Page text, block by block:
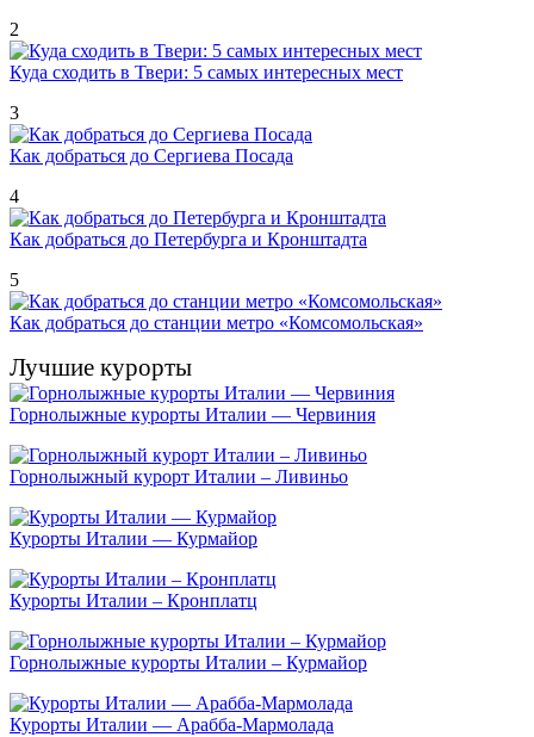
2
Куда сходить в Твери: 5 самых интересных мест
3
Как добраться до Сергиева Посада
4
Как добраться до Петербурга и Кронштадта
5
Как добраться до станции метро «Комсомольская»
Лучшие курорты
Горнолыжные курорты Италии — Червиния
Горнолыжный курорт Италии – Ливиньо
Курорты Италии — Курмайор
Курорты Италии – Кронплатц
Горнолыжные курорты Италии – Курмайор
Курорты Италии — Арабба-Мармолада